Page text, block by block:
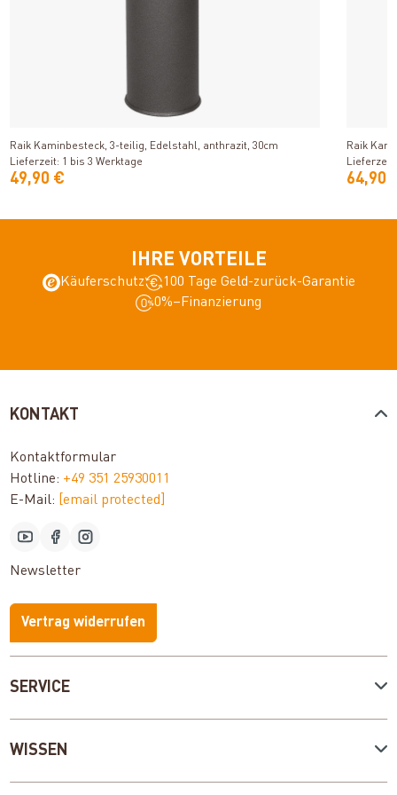
Produkt ansehen
Raik Kaminbesteck, 3-teilig, Edelstahl, anthrazit, 30cm
Lieferzeit: 1 bis 3 Werktage
49,90 €
Raik
64,90
IHRE VORTEILE
Käuferschutz
100 Tage Geld-zurück-Garantie
0%–Finanzierung
SERVICE
WISSEN
KONTAKT
Kontaktformular
Hotline: +49 351 25930011
E-Mail:
[email protected]
Newsletter
Vertrag widerrufen